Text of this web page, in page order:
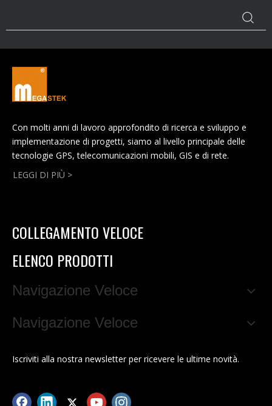
Con molti anni di lavoro approfondito di ricerca e sviluppo e
implementazione di progetti, siamo al livello principale delle
tecnologie GPS, telecomunicazioni mobili, GIS e di rete.
LEGGI DI PIÙ >
COLLEGAMENTO VELOCE
ELENCO PRODOTTI
Navigazione Veloce
Navigazione Veloce
Iscriviti alla nostra newsletter per ricevere le ultime novità.